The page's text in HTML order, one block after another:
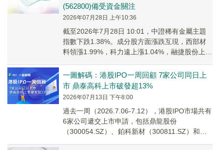
(562800)備受資金關注
2026年07月28日 上午10:36
截至2026年7月28日 10:01，中證稀有金屬主題
指數下跌1.38%。成分股方面漲跌互現，西部材
料領漲1.99%，科力遠上漲1.04%，融捷股份上漲
一圖解碼：港股IPO一周回顧 7家公司同日上
市 鼎泰高科上市破發超13%
2026年07月13日 下午8:00
過去一周（2026.7.06-7.12），港股IPO市場共有
6家公司遞交上市申請，包括鼎龍股份
（300054.SZ）、鉑科新材（300811.SZ）和芯